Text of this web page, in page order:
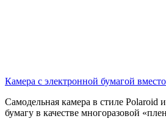
Камера с электронной бумагой
Самодельная камера в стиле Polaroid
бумагу в качестве многоразовой